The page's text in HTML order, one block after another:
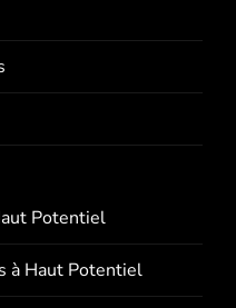
Potentiel
à Haut Potentiel